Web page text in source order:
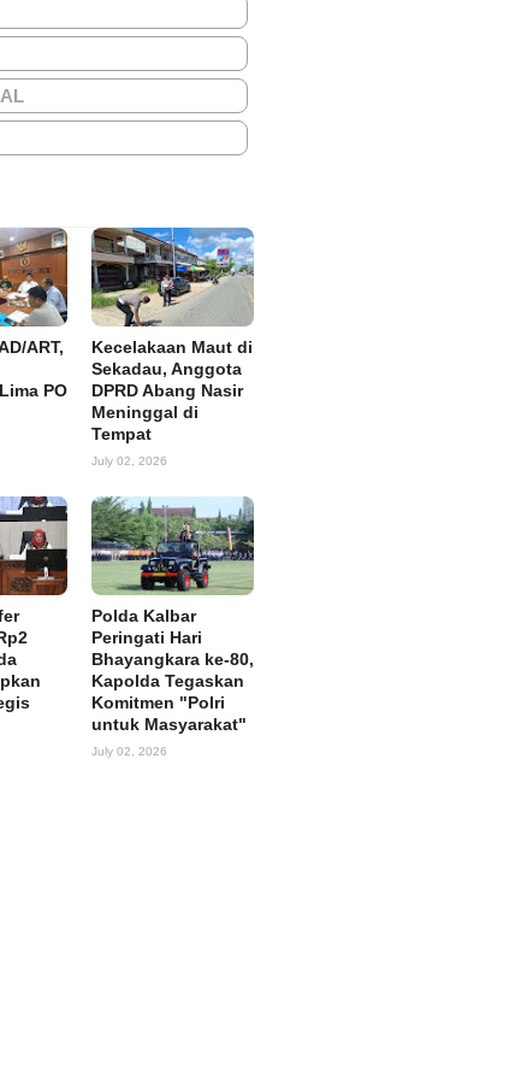
ART,
PO
Kecelakaan Maut di
Sekadau, Anggota
DPRD Abang Nasir
Meninggal di
Tempat
July 02, 2026
Polda Kalbar
Peringati Hari
Bhayangkara ke-80,
Kapolda Tegaskan
Komitmen "Polri
untuk Masyarakat"
July 02, 2026